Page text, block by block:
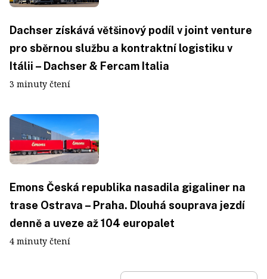
Dachser získává většinový podíl v joint venture
pro sběrnou službu a kontraktní logistiku v
Itálii – Dachser & Fercam Italia
3 minuty čtení
Emons Česká republika nasadila gigaliner na
trase Ostrava – Praha. Dlouhá souprava jezdí
denně a uveze až 104 europalet
4 minuty čtení